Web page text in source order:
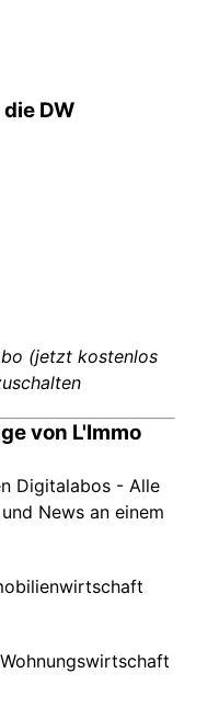
DW
(jetzt kostenlos
von L'Immo
Digitalabos - Alle
News an einem